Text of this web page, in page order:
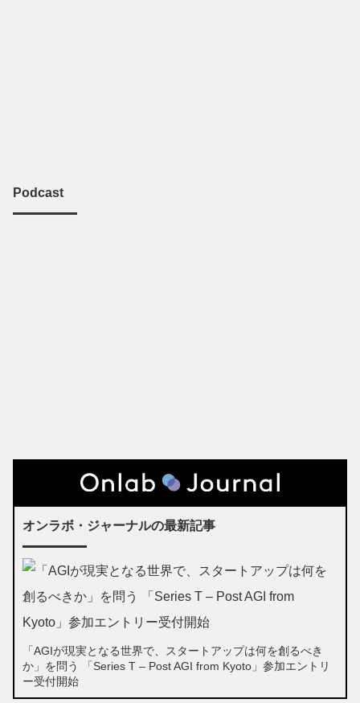
Podcast
オンラボ・ジャーナルの最新記事
「AGIが現実となる世界で、スタートアップは何を創るべき
か」を問う 「Series T – Post AGI from Kyoto」参加エントリ
ー受付開始